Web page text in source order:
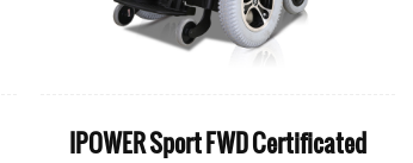
IPOWER Sport FWD Certificated